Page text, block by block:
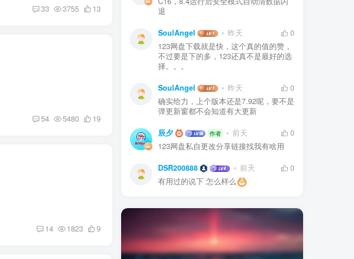
33 3755 13
54 5480 19
14 1823 9
退
SoulAngel 昨天
0
123网盘下载就是快，这个真的值的赞，
不过要是下的多，123还真不是最好的选
择。。。
SoulAngel 昨天
0
确实给力，上个版本还是7.92呢，要不是
弹更新窗都不会知道有大更新
辰夕 作者 前天
0
123网盘私自更改分享链接找我有啥用
DSR200888 前天
0
有用过的说下 怎么样么